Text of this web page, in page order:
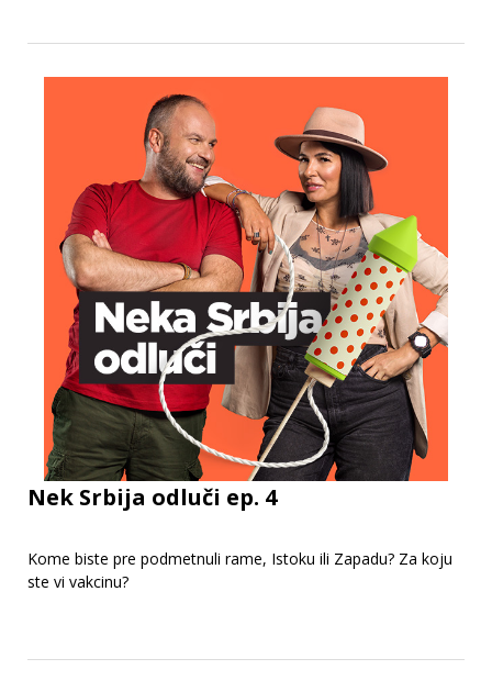
Nek Srbija odluči ep. 4
Kome biste pre podmetnuli rame, Istoku ili Zapadu? Za koju
ste vi vakcinu?